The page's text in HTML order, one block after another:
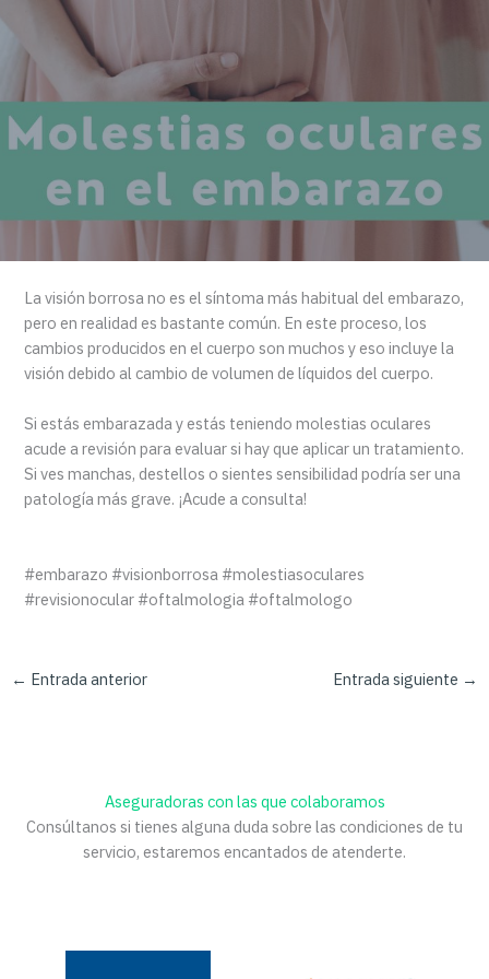
La visión borrosa no es el síntoma más habitual del embarazo,
pero en realidad es bastante común. En este proceso, los
cambios producidos en el cuerpo son muchos y eso incluye la
visión debido al cambio de volumen de líquidos del cuerpo.
Si estás embarazada y estás teniendo molestias oculares
acude a revisión para evaluar si hay que aplicar un tratamiento.
Si ves manchas, destellos o sientes sensibilidad podría ser una
patología más grave. ¡Acude a consulta!
#embarazo #visionborrosa #molestiasoculares
#revisionocular #oftalmologia #oftalmologo
← Entrada anterior Entrada siguiente →
Aseguradoras con las que colaboramos
Consúltanos si tienes alguna duda sobre las condiciones de tu
servicio, estaremos encantados de atenderte.